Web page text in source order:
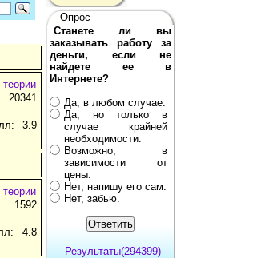
3.9
1592
4.8
Опрос
Станете ли вы
заказывать работу за
деньги, если не
найдете ее в
Интернете?
Да, в любом случае.
Да, но только в
случае крайней
необходимости.
Возможно, в
зависимости от
цены.
Нет, напишу его сам.
Нет, забью.
Результаты(294399)